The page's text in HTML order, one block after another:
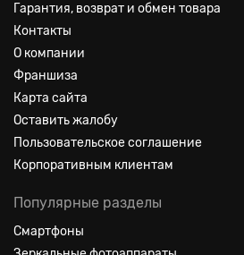
Гарантия, возврат и обмен товара
Контакты
О компании
Франшиза
Карта сайта
Оставить жалобу
Пользовательское соглашение
Корпоративным клиентам
Популярные разделы
Смартфоны